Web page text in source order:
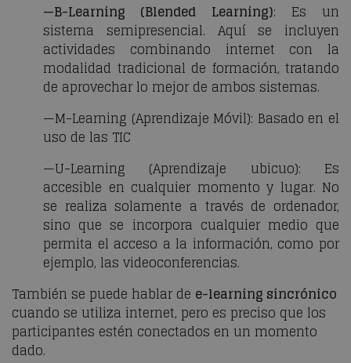
—B-Learning (Blended Learning): Es un
sistema semipresencial. Aquí se incluyen
actividades combinando internet con la
modalidad tradicional de formación, tratando
de aprovechar lo mejor de ambos sistemas.
—M-Learning (Aprendizaje Móvil): Basado en el
uso de las TIC
—U-Learning (Aprendizaje ubicuo): Es
accesible en cualquier momento y lugar. No
se realiza solamente a través de ordenador,
sino que se incorpora cualquier medio que
permita el acceso a la información, como por
ejemplo, las videoconferencias.
También se puede hablar de e-learning sincrónico
cuando se utiliza internet, pero es preciso que los
participantes estén conectados en un momento
dado.